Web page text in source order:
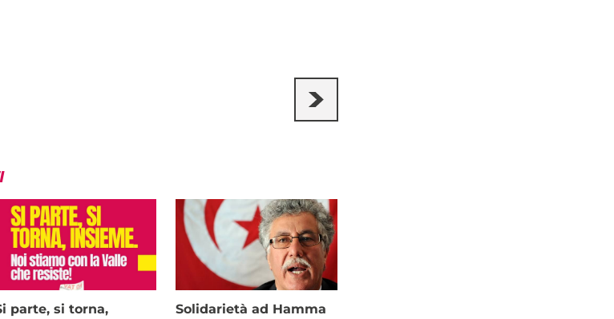
parte, si torna,
Solidarietà ad Hamma